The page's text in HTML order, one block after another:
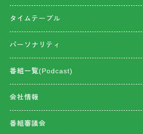
タイムテーブル
パーソナリティ
番組一覧(Podcast)
会社情報
番組審議会